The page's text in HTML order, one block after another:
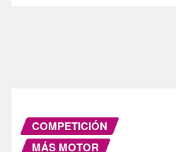
COMPETICIÓN
MÁS MOTOR